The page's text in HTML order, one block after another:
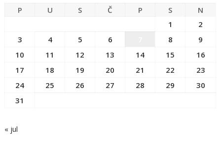
P U S Č P S
N
1
2
3
4 5 6 8
9
10
11 12 13 14 15
16
17
18 19 20 21 22
23
24
25 26 27 28 29
30
31
« jul